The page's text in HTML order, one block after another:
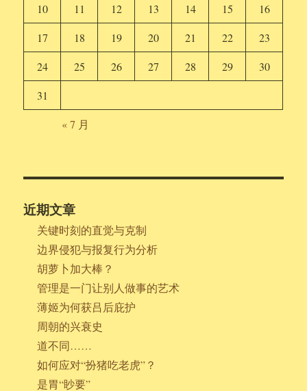
10
11 12 13 14 15
16
17
18 19 20 21 22
23
24
25 26 27 28 29
30
31
« 7 月
近期文章
关键时刻的直觉与克制
边界侵犯与报复行为分析
胡萝卜加大棒？
管理是一门让别人做事的艺术
薄姬为何获吕后庇护
周朝的兴衰史
道不同……
如何应对“扮猪吃老虎”？
是胃“眇要”